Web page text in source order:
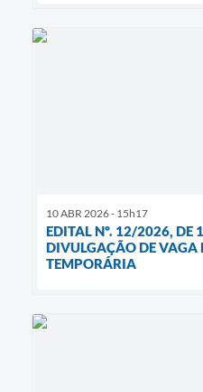
10 ABR 2026 - 15h17
EDITAL Nº. 12/2026, DE
DIVULGAÇÃO DE
TEMPORÁRIA